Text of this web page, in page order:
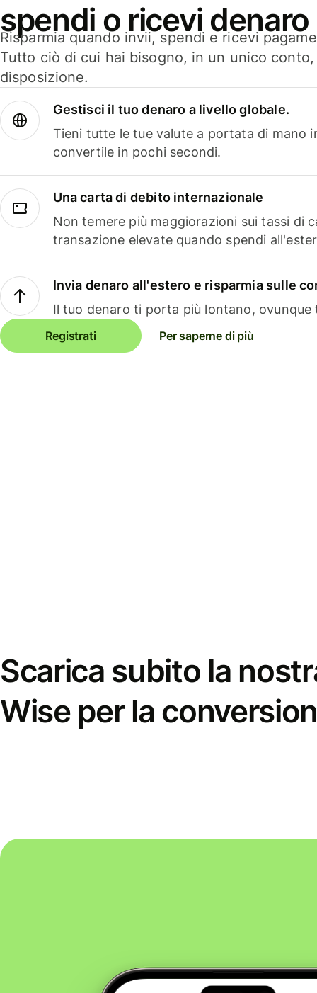
spendi o ricevi denaro
Risparmia quando invii, spendi e ricevi
Tutto ciò di cui hai bisogno, in un unico
disposizione.
Gestisci il tuo denaro a livello globale.
Tieni tutte le tue valute a portata di mano
convertile in pochi secondi.
Una carta di debito internazionale
Non temere più maggiorazioni sui tassi di
transazione elevate quando spendi
Invia denaro all'estero e risparmia sulle
Il tuo denaro ti porta più lontano, ovunque
Registrati Per saperne di più
Scarica subito la
Wise per la